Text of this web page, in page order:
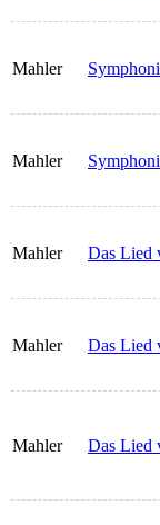
Mahler
Mahler
Mahler Das Lied
Mahler Das Lied
Mahler Das Lied